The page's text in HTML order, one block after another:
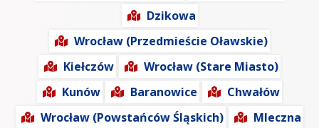
Dzikowa
Wrocław (Przedmieście Oławskie)
Kiełczów
Wrocław (Stare Miasto)
Kunów
Baranowice
Chwałów
Wrocław (Powstańców Śląskich)
Mleczna